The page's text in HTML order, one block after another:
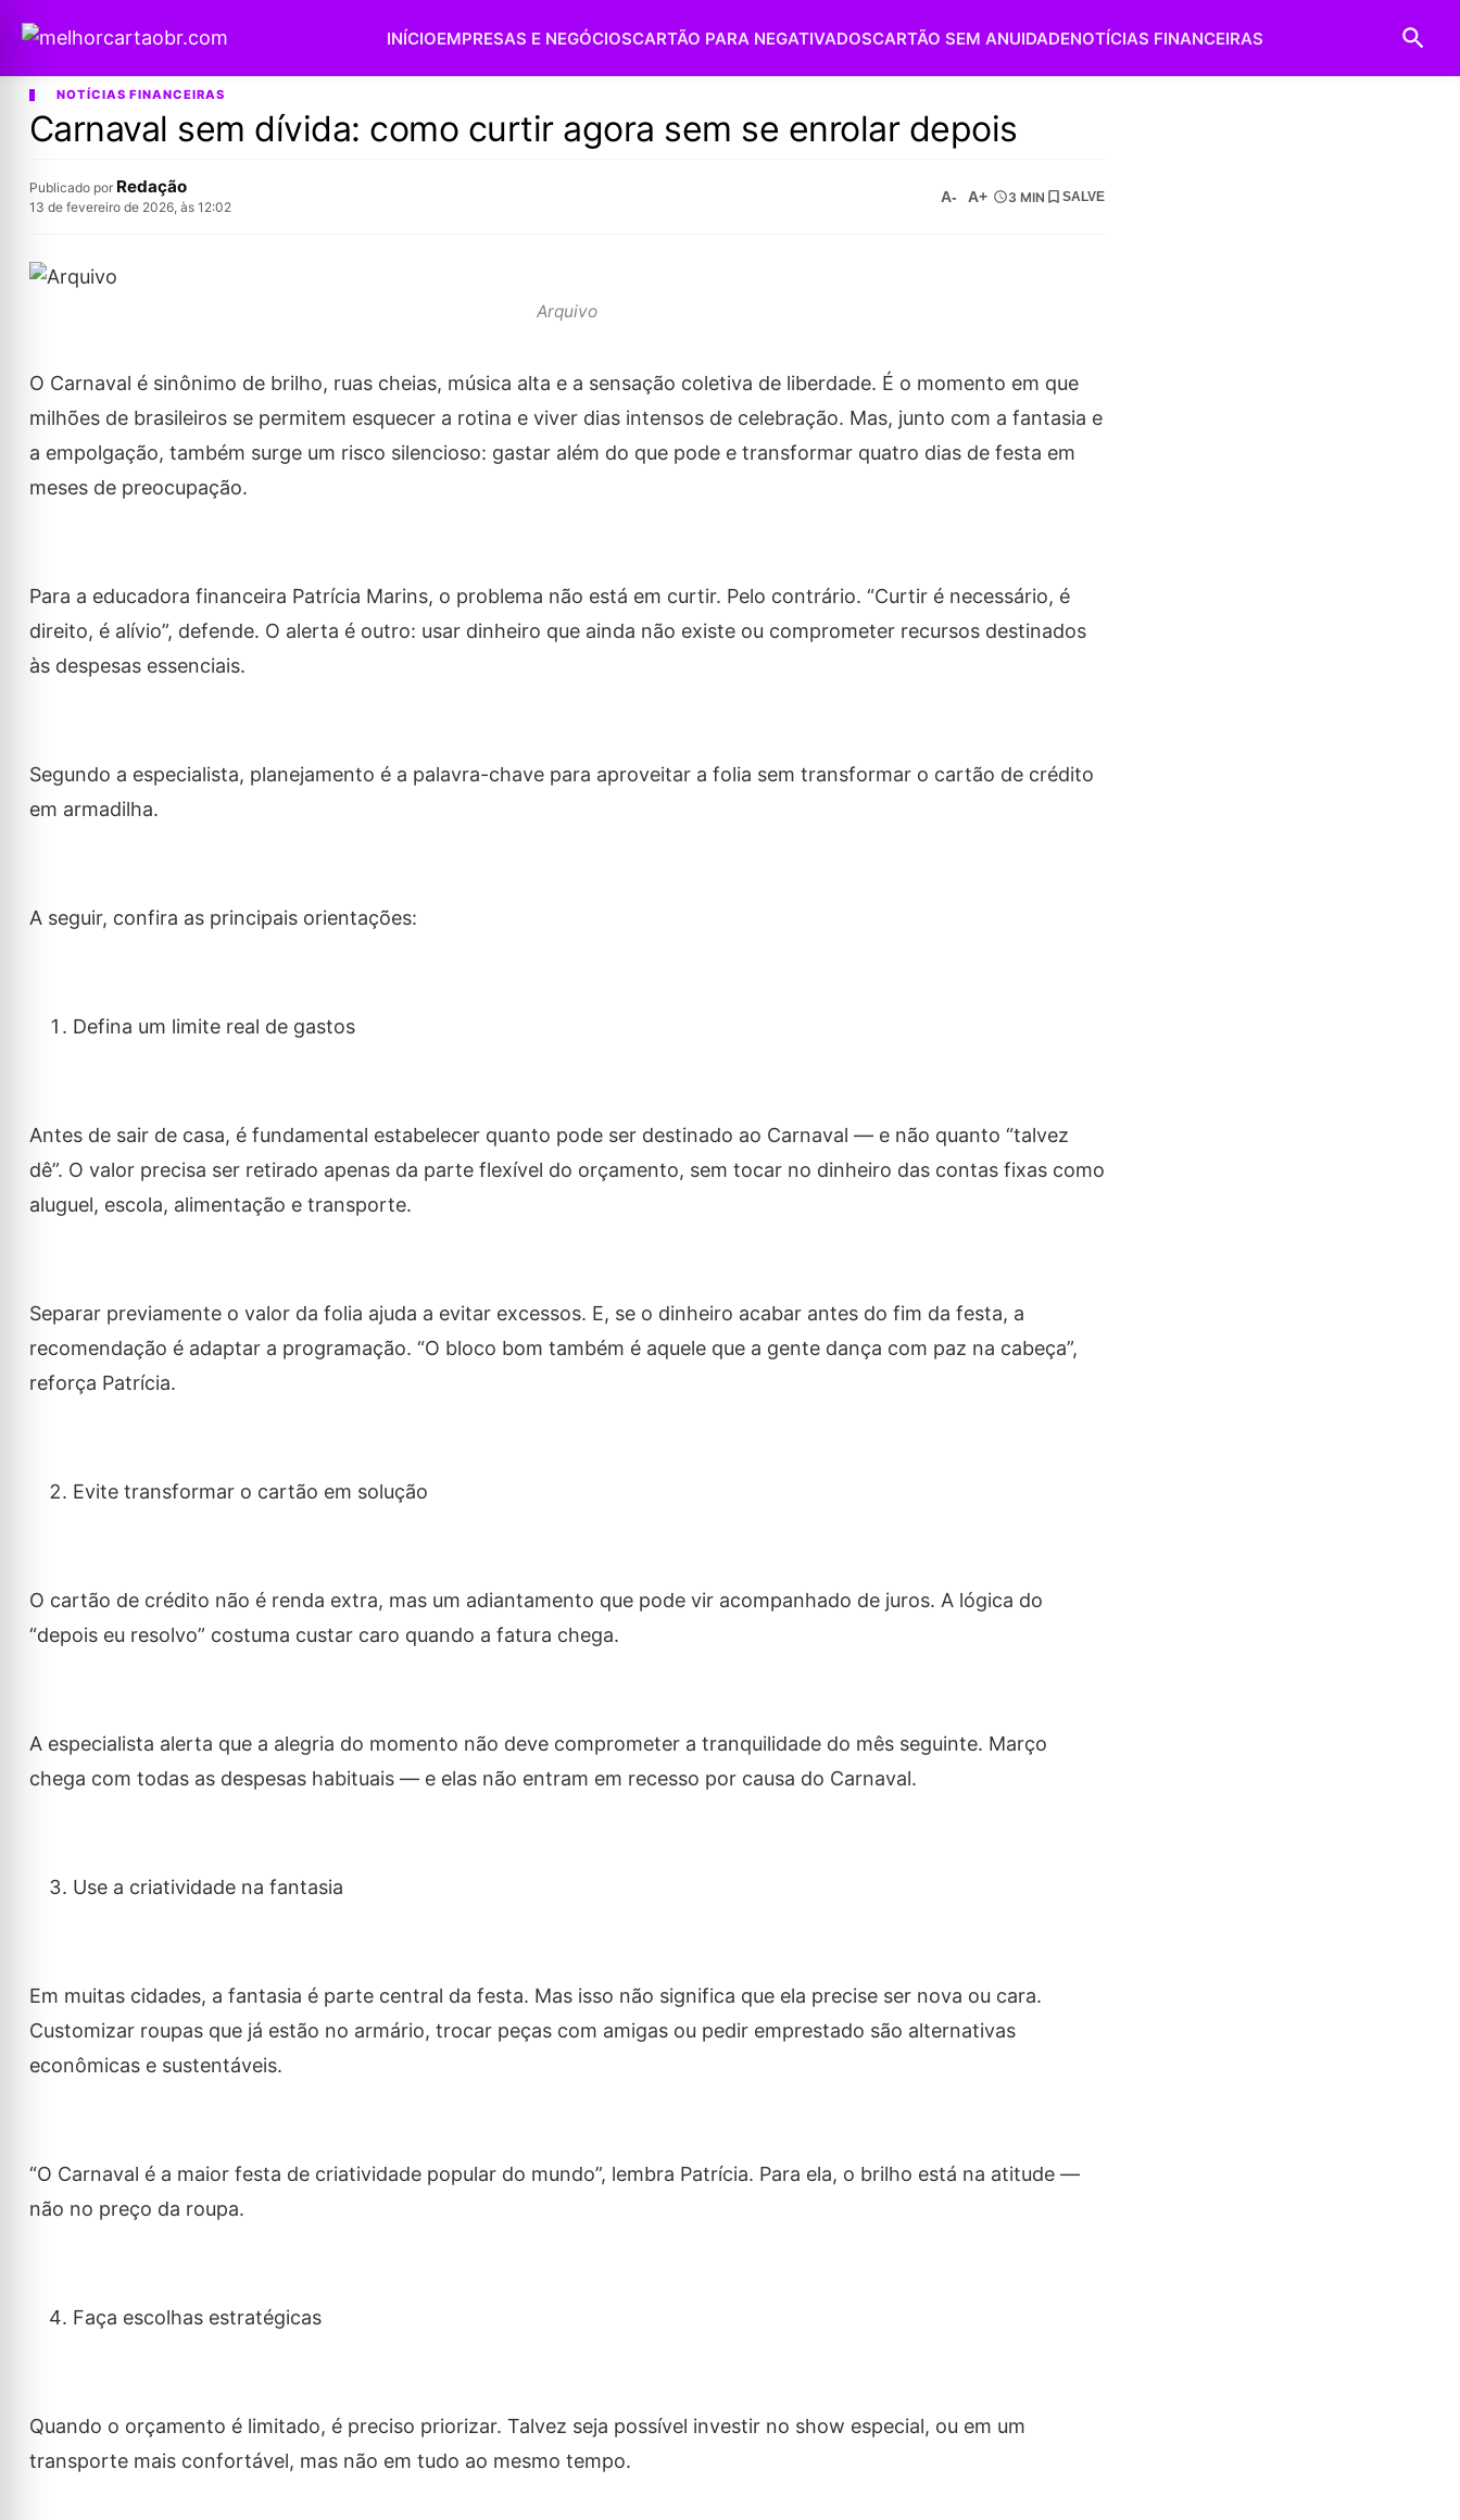
INÍCIOEMPRESAS E NEGÓCIOSCARTÃO PARA NEGATIVADOSCARTÃO SEM ANUIDADENOTÍCIAS FINANCEIRAS
NOTÍCIAS FINANCEIRAS
Carnaval sem dívida: como curtir agora sem se enrolar depois
Publicado por Redação
13 de fevereiro de 2026, às 12:02
A- A+ 3 MIN SALVE
Arquivo
O Carnaval é sinônimo de brilho, ruas cheias, música alta e a sensação coletiva de liberdade. É o momento em que
milhões de brasileiros se permitem esquecer a rotina e viver dias intensos de celebração. Mas, junto com a fantasia e
a empolgação, também surge um risco silencioso: gastar além do que pode e transformar quatro dias de festa em
meses de preocupação.
Para a educadora financeira Patrícia Marins, o problema não está em curtir. Pelo contrário. “Curtir é necessário, é
direito, é alívio”, defende. O alerta é outro: usar dinheiro que ainda não existe ou comprometer recursos destinados
às despesas essenciais.
Segundo a especialista, planejamento é a palavra-chave para aproveitar a folia sem transformar o cartão de crédito
em armadilha.
A seguir, confira as principais orientações:
Defina um limite real de gastos
Antes de sair de casa, é fundamental estabelecer quanto pode ser destinado ao Carnaval — e não quanto “talvez
dê”. O valor precisa ser retirado apenas da parte flexível do orçamento, sem tocar no dinheiro das contas fixas como
aluguel, escola, alimentação e transporte.
Separar previamente o valor da folia ajuda a evitar excessos. E, se o dinheiro acabar antes do fim da festa, a
recomendação é adaptar a programação. “O bloco bom também é aquele que a gente dança com paz na cabeça”,
reforça Patrícia.
Evite transformar o cartão em solução
O cartão de crédito não é renda extra, mas um adiantamento que pode vir acompanhado de juros. A lógica do
“depois eu resolvo” costuma custar caro quando a fatura chega.
A especialista alerta que a alegria do momento não deve comprometer a tranquilidade do mês seguinte. Março
chega com todas as despesas habituais — e elas não entram em recesso por causa do Carnaval.
Use a criatividade na fantasia
Em muitas cidades, a fantasia é parte central da festa. Mas isso não significa que ela precise ser nova ou cara.
Customizar roupas que já estão no armário, trocar peças com amigas ou pedir emprestado são alternativas
econômicas e sustentáveis.
“O Carnaval é a maior festa de criatividade popular do mundo”, lembra Patrícia. Para ela, o brilho está na atitude —
não no preço da roupa.
Faça escolhas estratégicas
Quando o orçamento é limitado, é preciso priorizar. Talvez seja possível investir no show especial, ou em um
transporte mais confortável, mas não em tudo ao mesmo tempo.